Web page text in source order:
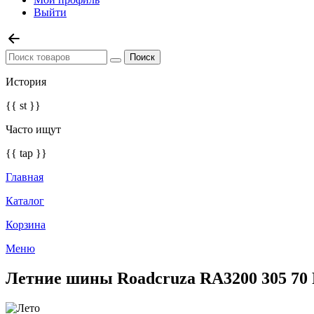
Выйти
История
{{ st }}
Часто ищут
{{ tap }}
Главная
Каталог
Корзина
Меню
Летние шины Roadcruza RA3200 305 70